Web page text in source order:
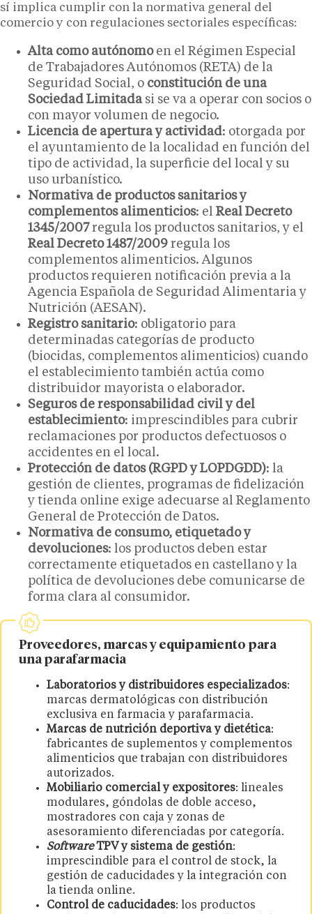
sí implica cumplir con la normativa general del
comercio y con regulaciones sectoriales específicas:
Alta como autónomoen el Régimen Especial
de Trabajadores Autónomos (RETA) de la
Seguridad Social, o constitución de una
Sociedad Limitadasi se va a operar con socios o
con mayor volumen de negocio.
Licencia de apertura y actividad: otorgada por
el ayuntamiento de la localidad en función del
tipo de actividad, la superficie del local y su
uso urbanístico.
Normativa de productos sanitarios y
complementos alimenticios: el Real Decreto
1345/2007regula los productos sanitarios, y el
Real Decreto 1487/2009 regula los
complementos alimenticios. Algunos
productos requieren notificación previa a la
Agencia Española de Seguridad Alimentaria y
Nutrición (AESAN).
Registro sanitario: obligatorio para
determinadas categorías de producto
(biocidas, complementos alimenticios) cuando
el establecimiento también actúa como
distribuidor mayorista o elaborador.
Seguros de responsabilidad civil y del
establecimiento: imprescindibles para cubrir
reclamaciones por productos defectuosos o
accidentes en el local.
Protección de datos (RGPD y LOPDGDD): la
gestión de clientes, programas de fidelización
y tienda online exige adecuarse al Reglamento
General de Protección de Datos.
Normativa de consumo, etiquetado y
devoluciones: los productos deben estar
correctamente etiquetados en castellano y la
política de devoluciones debe comunicarse de
forma clara al consumidor.
Proveedores, marcas y equipamiento para
una parafarmacia
Laboratorios y distribuidores especializados:
marcas dermatológicas con distribución
exclusiva en farmacia y parafarmacia.
Marcas de nutrición deportiva y dietética:
fabricantes de suplementos y complementos
alimenticios que trabajan con distribuidores
autorizados.
Mobiliario comercial y expositores: lineales
modulares, góndolas de doble acceso,
mostradores con caja y zonas de
asesoramiento diferenciadas por categoría.
SoftwareTPV y sistema de gestión:
imprescindible para el control de stock, la
gestión de caducidades y la integración con
la tienda online.
Control de caducidades: los productos